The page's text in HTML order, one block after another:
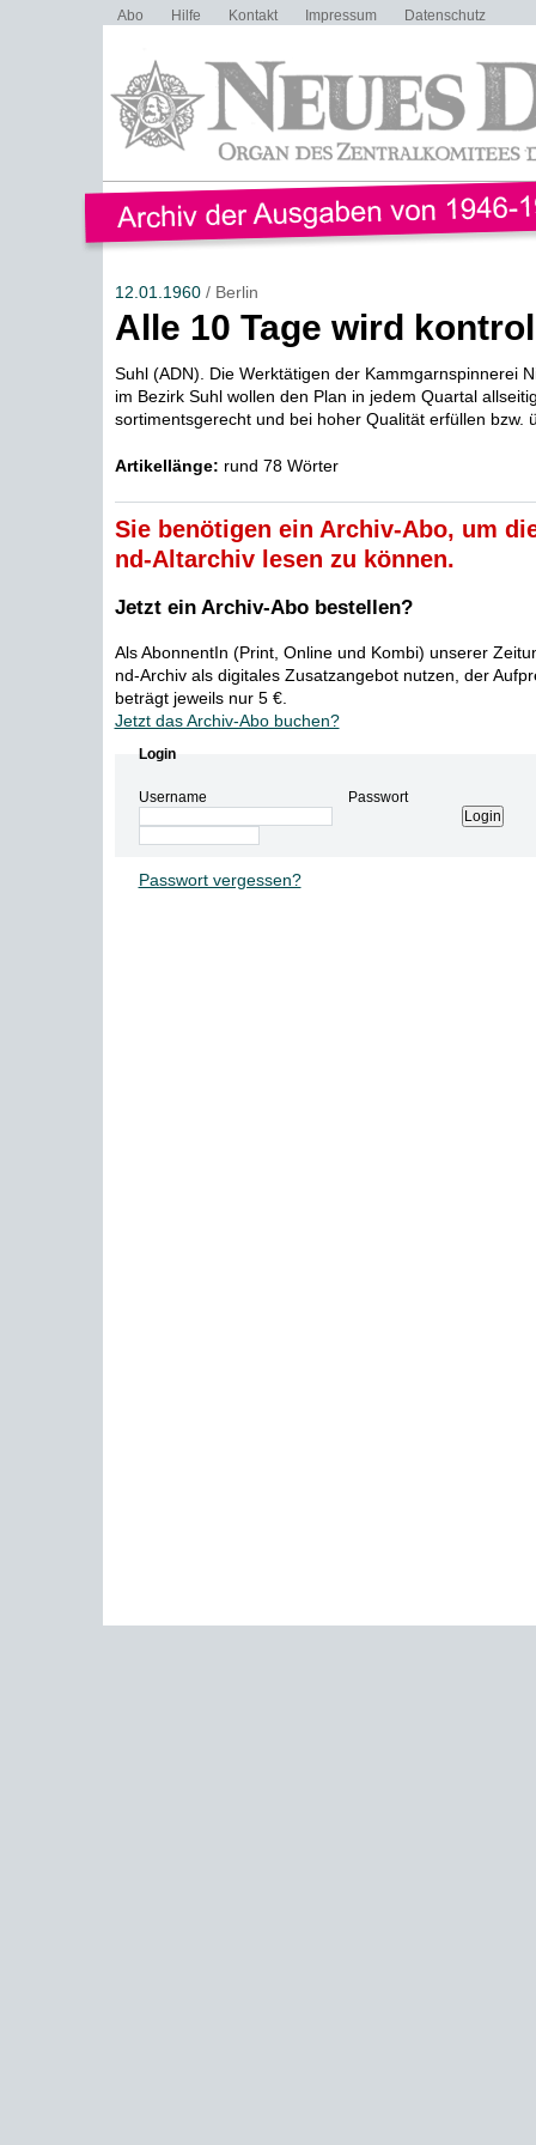
Abo Hilfe Kontakt Impressum Datenschutz
12.01.1960/ Berlin
Alle 10 Tage wird
Suhl (ADN). Die Werktätigen der Kammgarnspinnerei
im Bezirk Suhl wollen den Plan in jedem Quartal
sortimentsgerecht und bei hoher Qualität erfüllen bzw.
Artikellänge: rund 78 Wörter
Sie benötigen ein Archiv-Abo, um
nd-Altarchiv lesen zu können.
Jetzt ein Archiv-Abo bestellen?
Als AbonnentIn (Print, Online und Kombi) unserer
nd-Archiv als digitales Zusatzangebot nutzen, der
beträgt jeweils nur 5 €.
Jetzt das Archiv-Abo buchen?
Login
Username Passwort
Passwort vergessen?